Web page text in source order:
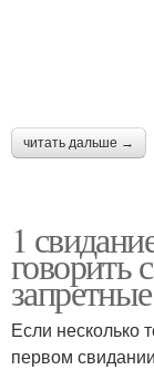
читать дальше →
1
говорить
Если несколько
первом